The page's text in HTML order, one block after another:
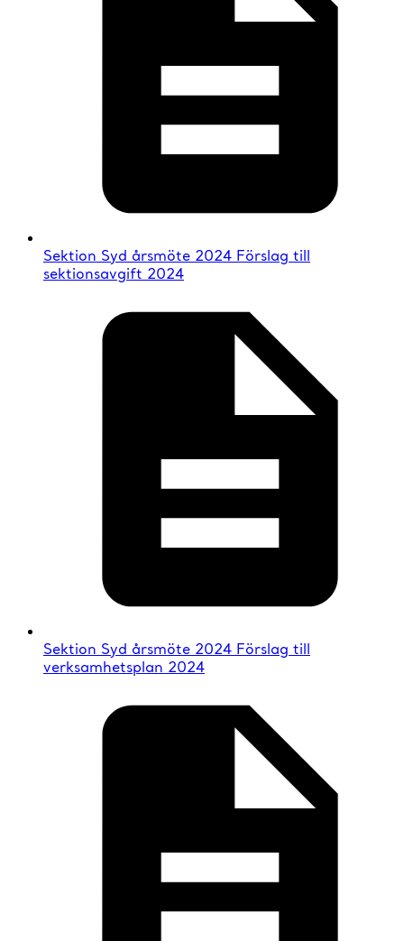
Sektion Syd årsmöte 2024 Förslag till
sektionsavgift 2024
Sektion Syd årsmöte 2024 Förslag till
verksamhetsplan 2024